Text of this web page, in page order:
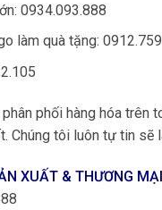
0934.093.888
làm quà tặng:
phối hàng hóa
Chúng tôi luôn tự tin
XUẤT & THƯƠNG